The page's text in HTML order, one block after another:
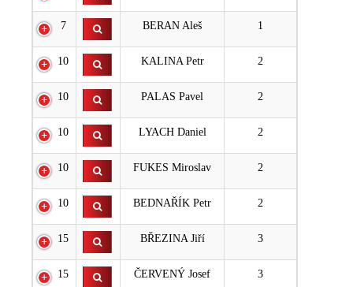
7 BERAN Aleš 1
10 KALINA Petr 2
10 PALAS Pavel 2
10 LYACH Daniel 2
10 FUKES Miroslav 2
10 BEDNAŘÍK Petr 2
15 BŘEZINA Jiří 3
15 ČERVENÝ Josef 3